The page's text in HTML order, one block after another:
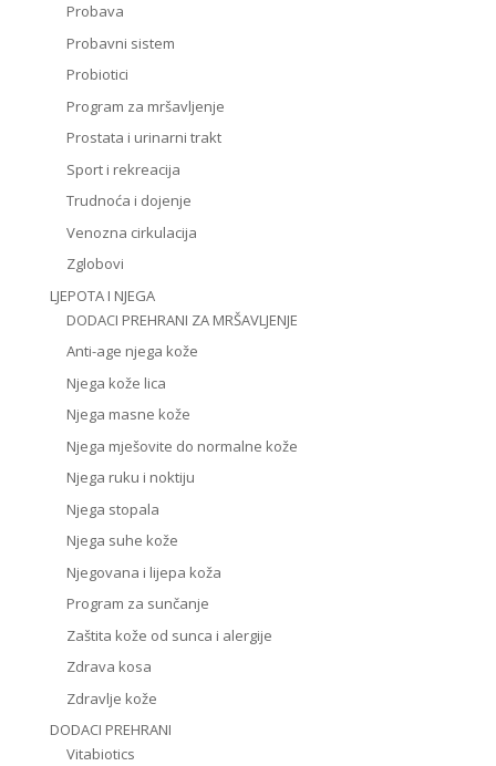
Probava
Probavni sistem
Probiotici
Program za mršavljenje
Prostata i urinarni trakt
Sport i rekreacija
Trudnoća i dojenje
Venozna cirkulacija
Zglobovi
LJEPOTA I NJEGA
DODACI PREHRANI ZA MRŠAVLJENJE
Anti-age njega kože
Njega kože lica
Njega masne kože
Njega mješovite do normalne kože
Njega ruku i noktiju
Njega stopala
Njega suhe kože
Njegovana i lijepa koža
Program za sunčanje
Zaštita kože od sunca i alergije
Zdrava kosa
Zdravlje kože
DODACI PREHRANI
Vitabiotics